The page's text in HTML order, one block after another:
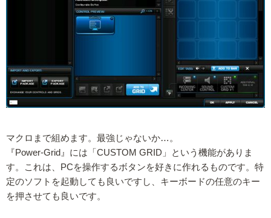
マクロまで組めます。最強じゃないか…。
『Power-Grid』には「CUSTOM GRID」という機能がありま
す。これは、PCを操作するボタンを好きに作れるものです。特
定のソフトを起動しても良いですし、キーボードの任意のキー
を押させても良いです。